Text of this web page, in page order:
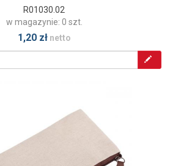
R01030.02
w magazynie: 0 szt.
1,20 złnetto